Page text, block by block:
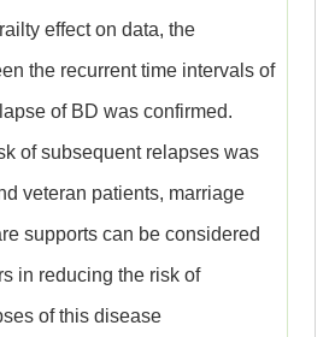
effect on data, the
the recurrent time intervals of
of BD was confirmed.
of subsequent relapses was
veteran patients, marriage
supports can be considered
in reducing the risk of
of this disease